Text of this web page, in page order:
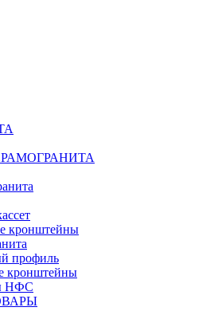
кронштейны
профиль
кронштейны
НФС